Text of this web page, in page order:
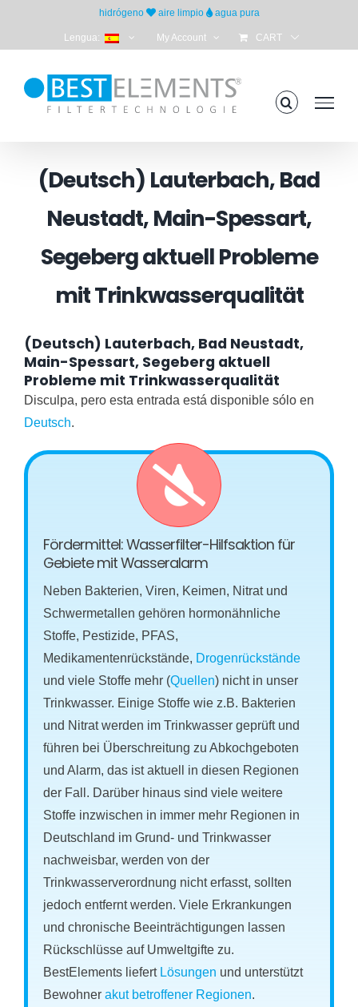
hidrógeno aire limpio agua pura
Lengua: My Account CART
(Deutsch) Lauterbach, Bad
Neustadt, Main-Spessart,
Segeberg aktuell Probleme
mit Trinkwasserqualität
(Deutsch) Lauterbach, Bad Neustadt,
Main-Spessart, Segeberg aktuell
Probleme mit Trinkwasserqualität
Disculpa, pero esta entrada está disponible sólo en
Deutsch.
Fördermittel: Wasserfilter-Hilfsaktion für
Gebiete mit Wasseralarm
Neben Bakterien, Viren, Keimen, Nitrat und
Schwermetallen gehören hormonähnliche
Stoffe, Pestizide, PFAS,
Medikamentenrückstände, Drogenrückstände
und viele Stoffe mehr (Quellen) nicht in unser
Trinkwasser. Einige Stoffe wie z.B. Bakterien
und Nitrat werden im Trinkwasser geprüft und
führen bei Überschreitung zu Abkochgeboten
und Alarm, das ist aktuell in diesen Regionen
der Fall. Darüber hinaus sind viele weitere
Stoffe inzwischen in immer mehr Regionen in
Deutschland im Grund- und Trinkwasser
nachweisbar, werden von der
Trinkwasserverordnung nicht erfasst, sollten
jedoch entfernt werden. Viele Erkrankungen
und chronische Beeinträchtigungen lassen
Rückschlüsse auf Umweltgifte zu.
BestElements liefert Lösungen und unterstützt
Bewohnerakut betroffener Regionen.